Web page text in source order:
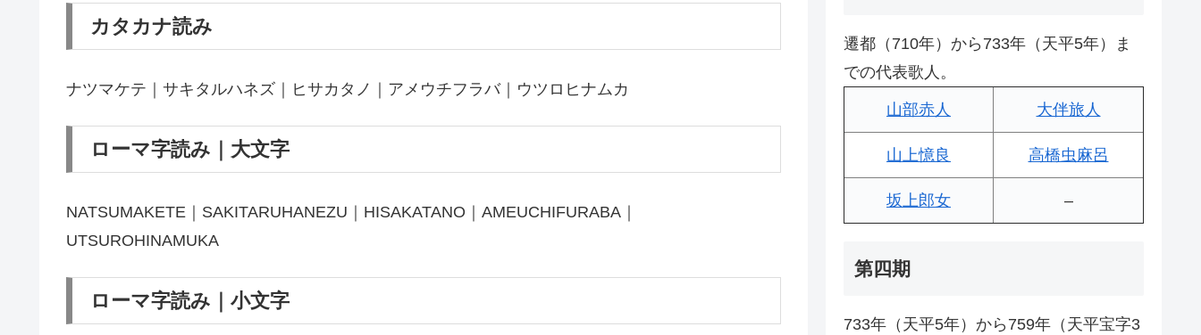
カタカナ読み
ナツマケテ｜サキタルハネズ｜ヒサカタノ｜アメウチフラバ｜ウツロヒナムカ
ローマ字読み｜大文字
NATSUMAKETE｜SAKITARUHANEZU｜HISAKATANO｜AMEUCHIFURABA｜
UTSUROHINAMUKA
ローマ字読み｜小文字
遷都（710年）から733年（天平5年）ま
での代表歌人。
山部赤人 大伴旅人
山上憶良 高橋虫麻呂
坂上郎女 –
第四期
733年（天平5年）から759年（天平宝字3